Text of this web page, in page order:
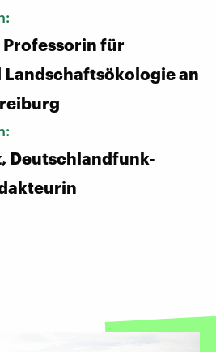
für
an
Deutschlandfunk-